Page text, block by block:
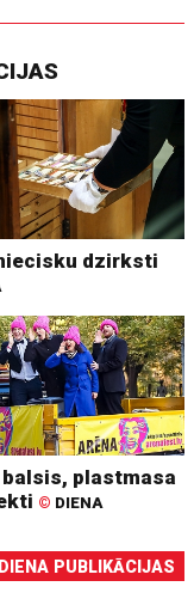
dzirksti
balsis, plastmasa
© DIENA
PUBLIKĀCIJAS